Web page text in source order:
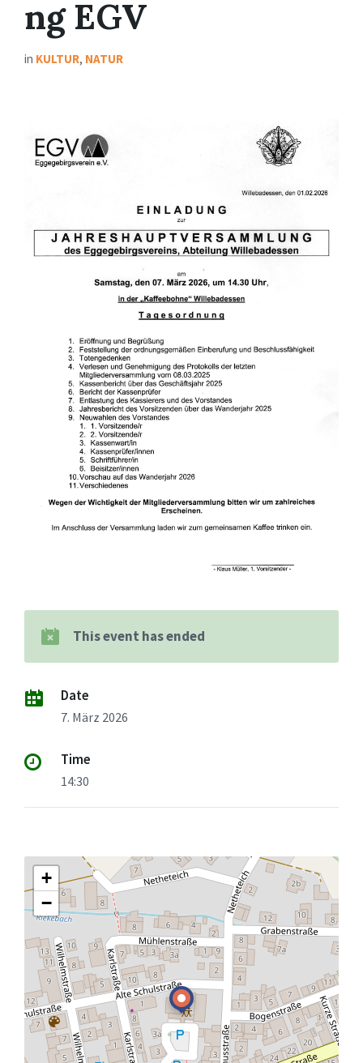
ng EGV
in KULTUR, NATUR
This event has ended
Date
7. März 2026
Time
14:30
+
−